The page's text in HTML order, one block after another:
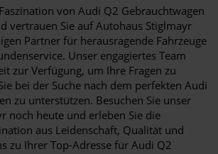
von Audi Q2 Gebrauchtwagen
vertrauen Sie auf Autohaus Stiglmayr
Partner für herausragende Fahrzeuge
Unser engagiertes Team
zur Verfügung, um Ihre Fragen zu
bei der Suche nach dem perfekten Audi
zu unterstützen. Besuchen Sie unser
noch heute und erleben Sie die
aus Leidenschaft, Qualität und
zu Ihrer Top-Adresse für Audi Q2